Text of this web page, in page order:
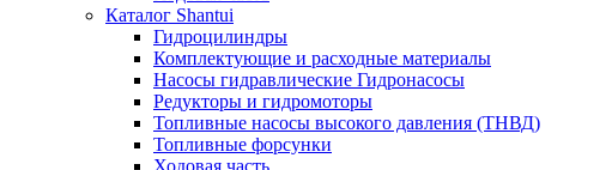
Каталог Shantui
Гидроцилиндры
Комплектующие и расходные материалы
Насосы гидравлические Гидронасосы
Редукторы и гидромоторы
Топливные насосы высокого давления (ТНВД)
Топливные форсунки
Ходовая часть